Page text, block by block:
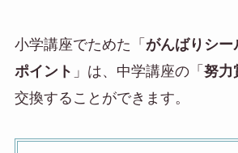
小学講座でためた「がんばりシー
ポイント 」は、中学講座の「努力
交換することができます。